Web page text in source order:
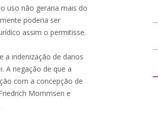
uso não geraria mais do
poderia ser
assim o permitisse.
a indenização de danos
A negação de que a
com a concepção de
Mommsen e